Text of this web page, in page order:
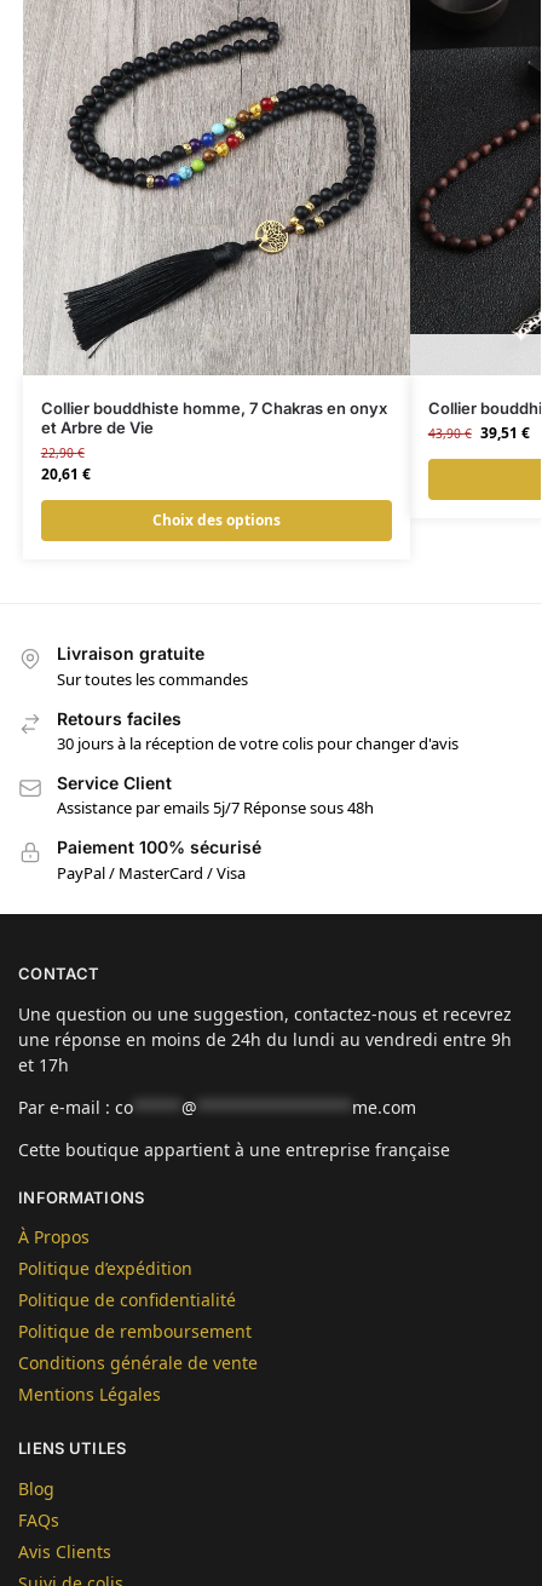
Collier bouddhiste homme, 7 Chakras en onyx
et Arbre de Vie
22,90€
20,61 €
Choix des options
Collier
43,90€ 39,51 €
Livraison gratuite
Sur toutes les commandes
Retours faciles
30 jours à la réception de votre colis pour changer d'avis
Service Client
Assistance par emails 5j/7 Réponse sous 48h
Paiement 100% sécurisé
PayPal / MasterCard / Visa
CONTACT
Une question ou une suggestion, contactez-nous et recevrez
une réponse en moins de 24h du lundi au vendredi entre 9h
et 17h
Par e-mail : co @
me.com
Cette boutique appartient à une entreprise française
INFORMATIONS
À Propos
Politique d’expédition
Politique de confidentialité
Politique de remboursement
Conditions générale de vente
Mentions Légales
LIENS UTILES
Blog
FAQs
Avis Clients